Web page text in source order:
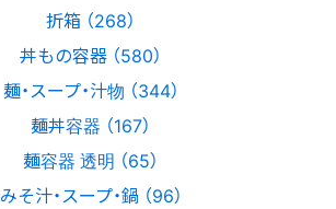
折箱 （268）
丼もの容器 （580）
麺・スープ・汁物 （344）
麺丼容器 （167）
麺容器 透明 （65）
みそ汁・スープ・鍋 （96）